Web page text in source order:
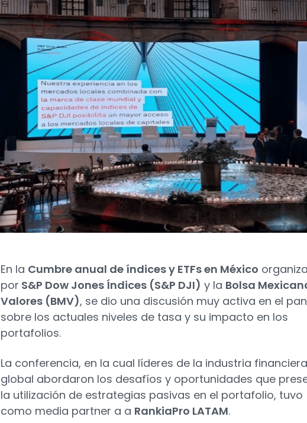
En la Cumbre anual de índices y ETFs en México
por S&P Dow Jones Índices (S&P DJI) y la Bolsa
Valores (BMV), se dio una discusión muy activa en el
sobre los actuales niveles de tasa y su impacto en los
portafolios.
La conferencia, en la cual líderes de la industria financiera
global abordaron los desafíos y oportunidades que
la utilización de estrategias pasivas en el portafolio, tuvo
como media partner a a RankiaPro LATAM.